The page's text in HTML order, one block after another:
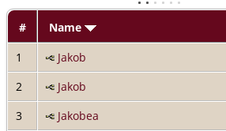
#
Name
1
Jakob
2
Jakob
3
Jakobea